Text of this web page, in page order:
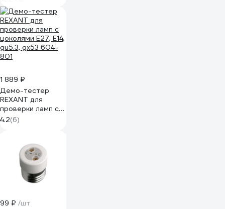
1 889 ₽
Демо-тестер
REXANT для
проверки ламп с
цоколями Е27, Е14,
gu5.3, gx53 604-
4.2(6)
99 ₽ /шт